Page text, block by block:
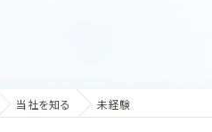
当社を知る 未経験